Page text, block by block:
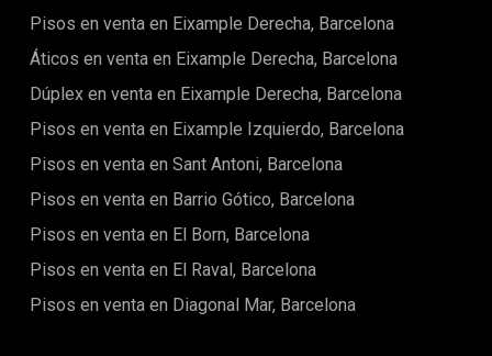
tiene el valor añadido de estar muy próximo al Eixample,
facilitando el acceso a otras zonas emblemáticas de la
ciudad. Todo se encuentra a pocos minutos a pie —desde el
Parque de la Ciutadella y el Barrio Gótico hasta la playa y las
residencia habitual o como refugio urbano con estilo, esta
vivienda en El Born lo tiene todo: ubicación, diseño y
Pisos en venta en Eixample Derecha, Barcelona
Áticos en venta en Eixample Derecha, Barcelona
Dúplex en venta en Eixample Derecha, Barcelona
Pisos en venta en Eixample Izquierdo, Barcelona
Pisos en venta en Sant Antoni, Barcelona
Pisos en venta en Barrio Gótico, Barcelona
Pisos en venta en El Born, Barcelona
Pisos en venta en El Raval, Barcelona
Pisos en venta en Diagonal Mar, Barcelona